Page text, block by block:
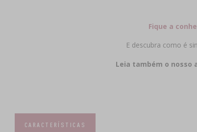
Fique a
E descubra como é
Leia também o nosso
CARACTERÍSTICAS